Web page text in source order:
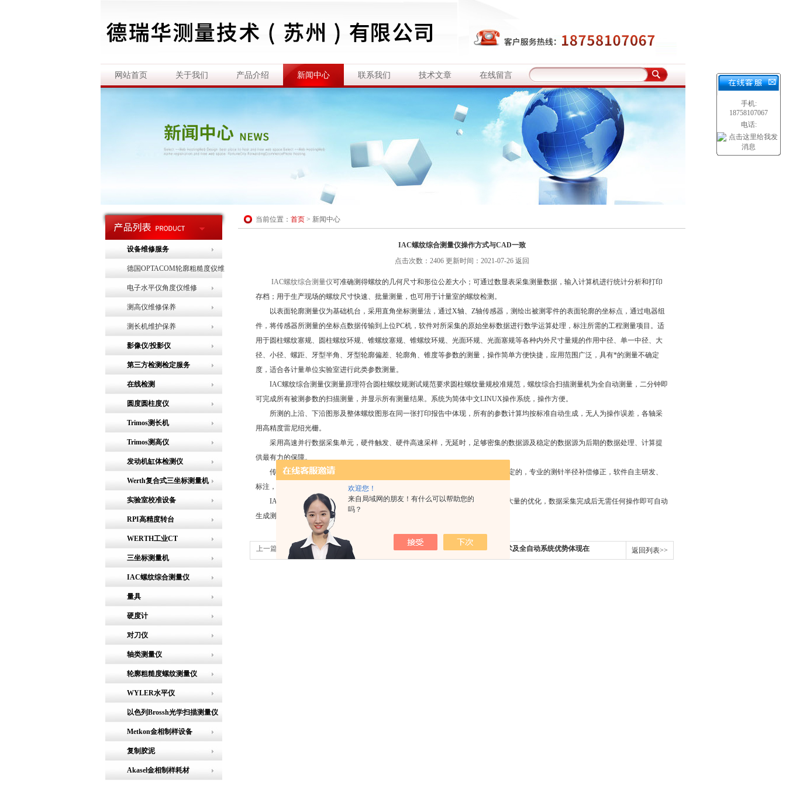
欢迎您！
来自局域网的朋友！有什么可以帮助您的
吗？
网站首页 关于我们 产品介绍 新闻中心 联系我们 技术文章 在线留言
设备维修服务
德国OPTACOM轮廓粗糙度仪维
修
电子水平仪角度仪维修
测高仪维修保养
测长机维护保养
影像仪/投影仪
第三方检测检定服务
在线检测
圆度圆柱度仪
Trimos测长机
Trimos测高仪
发动机缸体检测仪
Werth复合式三坐标测量机
实验室校准设备
RPI高精度转台
WERTH工业CT
三坐标测量机
IAC螺纹综合测量仪
量具
硬度计
对刀仪
轴类测量仪
轮廓粗糙度螺纹测量仪
WYLER水平仪
以色列Brossh光学扫描测量仪
Metkon金相制样设备
复制胶泥
Akasel金相制样耗材
当前位置： 首页 > 新闻中心
IAC螺纹综合测量仪操作方式与CAD一致
点击次数：2406 更新时间：2021-07-26 返回
IAC螺纹综合测量仪可准确测得螺纹的几何尺寸和形位公差大小；可通过数显表采集测量数据，输入计算机进行统计分析和打印
存档；用于生产现场的螺纹尺寸快速、批量测量，也可用于计量室的螺纹检测。
以表面轮廓测量仪为基础机台，采用直角坐标测量法，通过X轴、Z轴传感器，测绘出被测零件的表面轮廓的坐标点，通过电器组
件，将传感器所测量的坐标点数据传输到上位PC机，软件对所采集的原始坐标数据进行数学运算处理，标注所需的工程测量项目。适
用于圆柱螺纹塞规、圆柱螺纹环规、锥螺纹塞规、锥螺纹环规、光面环规、光面塞规等各种内外尺寸量规的作用中径、单一中径、大
径、小径、螺距、牙型半角、牙型轮廓偏差、轮廓角、锥度等参数的测量，操作简单方便快捷，应用范围广泛，具有*的测量不确定
度，适合各计量单位实验室进行此类参数测量。
IAC螺纹综合测量仪测量原理符合圆柱螺纹规测试规范要求圆柱螺纹量规校准规范，螺纹综合扫描测量机为全自动测量，二分钟即
可完成所有被测参数的扫描测量，并显示所有测量结果。系统为简体中文LINUX操作系统，操作方便。
所测的上沿、下沿图形及整体螺纹图形在同一张打印报告中体现，所有的参数计算均按标准自动生成，无人为操作误差，各轴采
用高精度雷尼绍光栅。
采用高速并行数据采集单元，硬件触发、硬件高速采样，无延时，足够密集的数据源及稳定的数据源为后期的数据处理、计算提
供最有力的保障。
传感器整体结构无任何弹性元件，从而保证无论测针处于任何位置测力均是衡定的，专业的测针半径补偿修正，软件自主研发、
标注，操作方式与CAD一致，软件功能*，有自动抬起、自动回退及捕捉功能。
IAC螺纹综合测量仪专用的有针对性的螺纹测量模块，对螺纹测量做了专业的大量的优化，数据采集完成后无需任何操作即可自动
生成测量参数。
上一篇：
Werth复合式三坐标测量机多重感应器测量
下一篇：硬度计AFRI技术及全自动系统优势体现在
返回列表>>
手机:
18758107067
电话: